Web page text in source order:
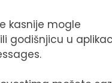
kasnije mogle
godišnjicu u